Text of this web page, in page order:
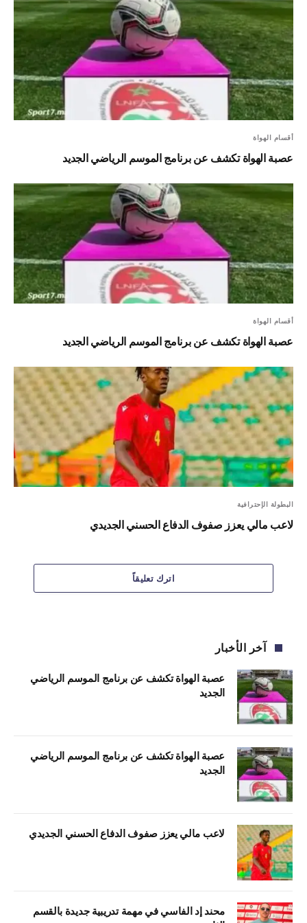
أقسام الهواة
عصبة الهواة تكشف عن برنامج الموسم الرياضي الجديد
أقسام الهواة
عصبة الهواة تكشف عن برنامج الموسم الرياضي الجديد
البطولة الإحترافية
لاعب مالي يعزز صفوف الدفاع الحسني الجديدي
اترك تعليقاً
آخر الأخبار
عصبة الهواة تكشف عن برنامج الموسم الرياضي
الجديد
عصبة الهواة تكشف عن برنامج الموسم الرياضي
الجديد
لاعب مالي يعزز صفوف الدفاع الحسني الجديدي
محند إد الفاسي في مهمة تدريبية جديدة بالقسم